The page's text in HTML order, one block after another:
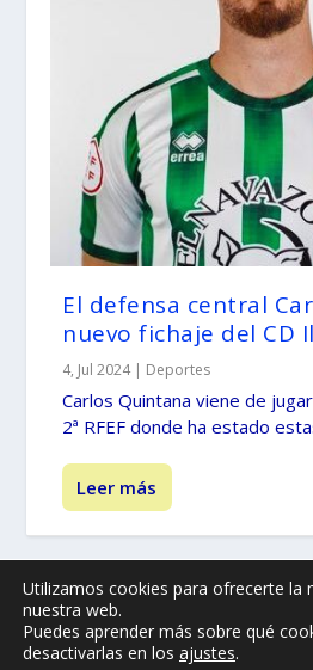
El defensa central
nuevo fichaje del CD
4, Jul 2024| Deportes
Carlos Quintana viene de
2ª RFEF donde ha estado
Leer más
© -
Política de privacidad
Utilizamos cookies para ofrecerte la
nuestra web.
Puedes aprender más sobre qué
desactivarlas en los ajustes.